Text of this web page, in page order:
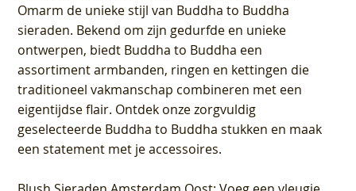
Omarm de unieke stijl van Buddha to Buddha
sieraden. Bekend om zijn gedurfde en unieke
ontwerpen, biedt Buddha to Buddha een
assortiment armbanden, ringen en kettingen die
traditioneel vakmanschap combineren met een
eigentijdse flair. Ontdek onze zorgvuldig
geselecteerde Buddha to Buddha stukken en maak
een statement met je accessoires.